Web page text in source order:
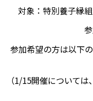
対象：特別養子縁
参加希望の方は以下
（1/15開催について